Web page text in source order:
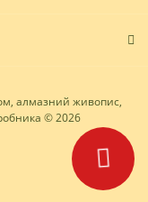
алмазний живопис,
© 2026